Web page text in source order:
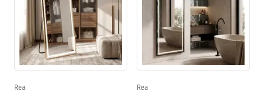
Rea Rea